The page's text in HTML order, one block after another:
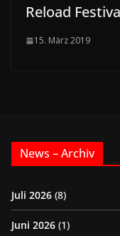
Reload
15. März 2019
News – Archiv
Juli 2026 (8)
Juni 2026 (1)